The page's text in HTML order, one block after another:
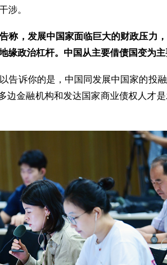
涉。
称，发展中国家面临巨大的财政压力
缘政治杠杆。中国从主要借债国变为
告诉你的是，中国同发展中国家的投
边金融机构和发达国家商业债权人才